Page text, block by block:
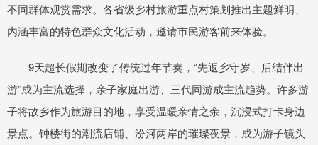
不同群体观赏需求。各省级乡村旅游重点村策划推出主题鲜明、
内涵丰富的特色群众文化活动，邀请市民游客前来体验。
9天超长假期改变了传统过年节奏，“先返乡守岁、后结伴出
游”成为主流选择，亲子家庭出游、三代同游成主流趋势。许多游
子将故乡作为旅游目的地，享受温暖亲情之余，沉浸式打卡身边
景点。钟楼街的潮流店铺、汾河两岸的璀璨夜景，成为游子镜头